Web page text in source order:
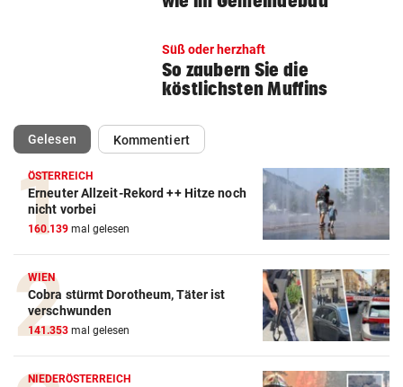
Süß oder herzhaft
So zaubern Sie die
köstlichsten Muffins
Gelesen(ausgewählt)Kommentiert
ÖSTERREICH
Erneuter Allzeit-Rekord ++ Hitze noch
nicht vorbei
160.139 mal gelesen
WIEN
Cobra stürmt Dorotheum, Täter ist
verschwunden
141.353 mal gelesen
NIEDERÖSTERREICH